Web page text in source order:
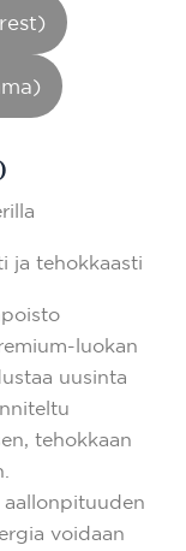
ja tehokkaasti
luokan
uusinta
tehokkaan
aallonpituuden
voidaan